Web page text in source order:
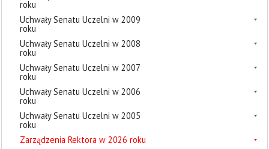
roku
Uchwały Senatu Uczelni w 2009
roku
Uchwały Senatu Uczelni w 2008
roku
Uchwały Senatu Uczelni w 2007
roku
Uchwały Senatu Uczelni w 2006
roku
Uchwały Senatu Uczelni w 2005
roku
Zarządzenia Rektora w 2026 roku